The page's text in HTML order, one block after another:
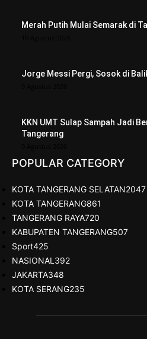
Merah Putih Mulai Semarak di
Jorge Messi Pergi, Sosok di
KKN UMT Sulap Sampah Jadi
Tangerang
POPULAR CATEGORY
KOTA TANGERANG SELATAN2047
KOTA TANGERANG861
TANGERANG RAYA720
KABUPATEN TANGERANG507
Sport425
NASIONAL 392
JAKARTA348
KOTA SERANG235